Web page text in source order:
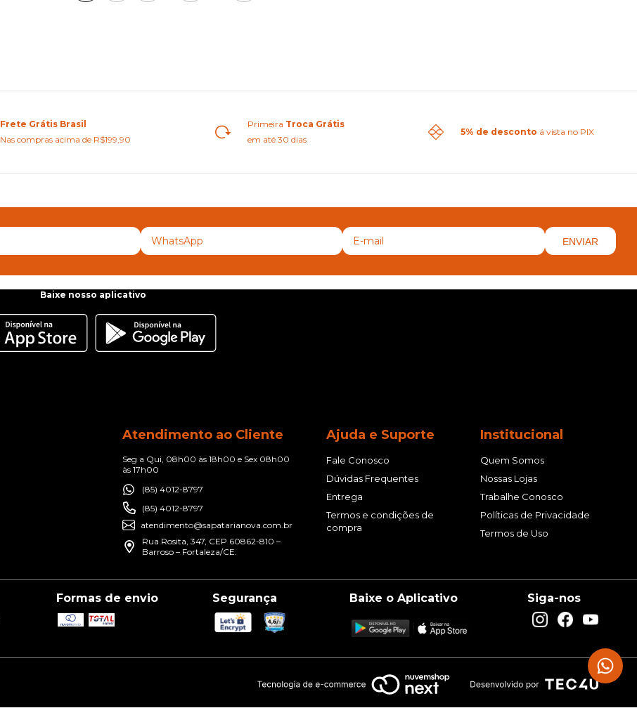
Frete Grátis Brasil
Nas compras acima de R$199,90
Primeira Troca Grátis
em até 30 dias
5% de desconto á vista no PIX
ENVIAR
Baixe nosso aplicativo
Atendimento ao Cliente
Seg a Qui, 08h00 às 18h00 e Sex 08h00
às 17h00
(85) 4012-8797
(85) 4012-8797
atendimento@sapatarianova.com.br
Rua Rosita, 347, CEP 60862-810 –
Barroso – Fortaleza/CE.
Ajuda e Suporte
Fale Conosco
Dúvidas Frequentes
Entrega
Termos e condições de
compra
Institucional
Quem Somos
Nossas Lojas
Trabalhe Conosco
Políticas de Privacidade
Termos de Uso
Formas de envio Segurança Baixe o Aplicativo Siga-nos